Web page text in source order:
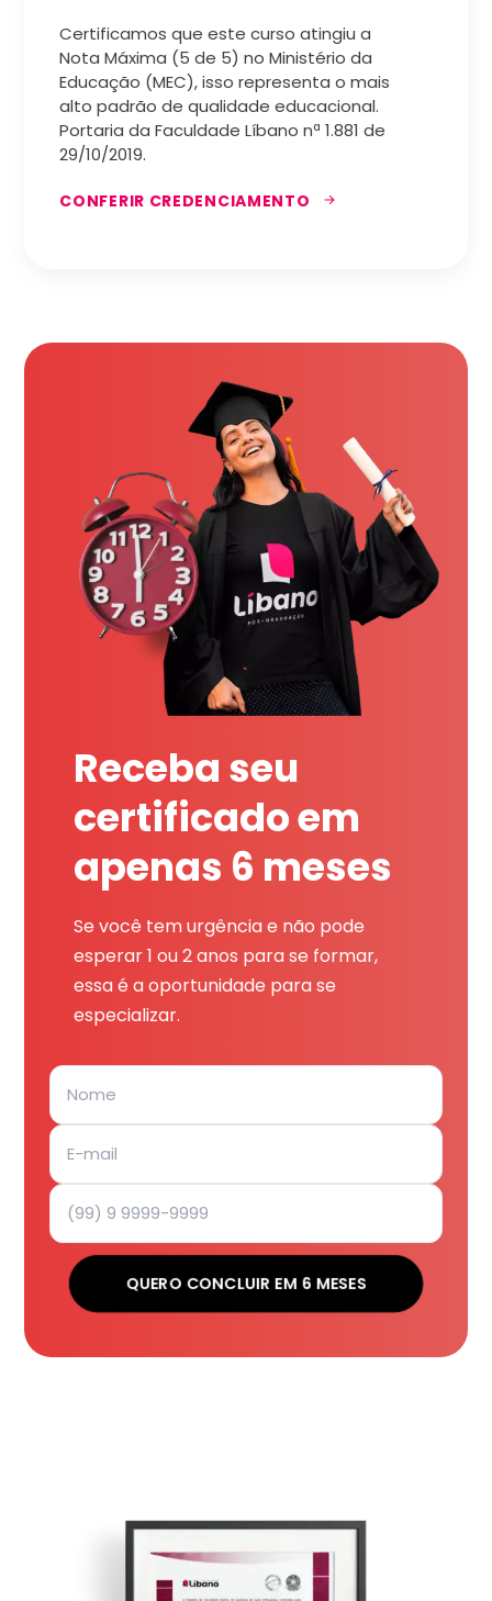
Certificamos que este curso atingiu a
Nota Máxima (5 de 5) no Ministério da
Educação (MEC), isso representa o mais
alto padrão de qualidade educacional.
Portaria da Faculdade Líbano nª 1.881 de
29/10/2019.
CONFERIR CREDENCIAMENTO
Receba seu
certificado em
apenas 6 meses
Se você tem urgência e não pode
esperar 1 ou 2 anos para se formar,
essa é a oportunidade para se
especializar.
QUERO CONCLUIR EM 6 MESES